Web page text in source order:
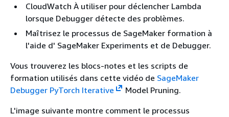
CloudWatch À utiliser pour déclencher Lambda
lorsque Debugger détecte des problèmes.
Maîtrisez le processus de SageMaker formation à
l'aide d' SageMaker Experiments et de Debugger.
Vous trouverez les blocs-notes et les scripts de
formation utilisés dans cette vidéo de SageMaker
Debugger PyTorch Iterative
Model Pruning.
L'image suivante montre comment le processus